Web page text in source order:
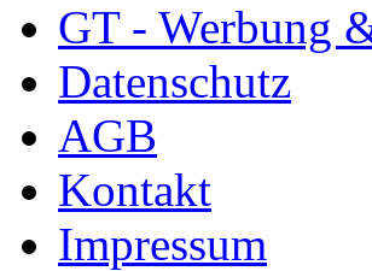
GT - Werbung
Datenschutz
AGB
Kontakt
Impressum